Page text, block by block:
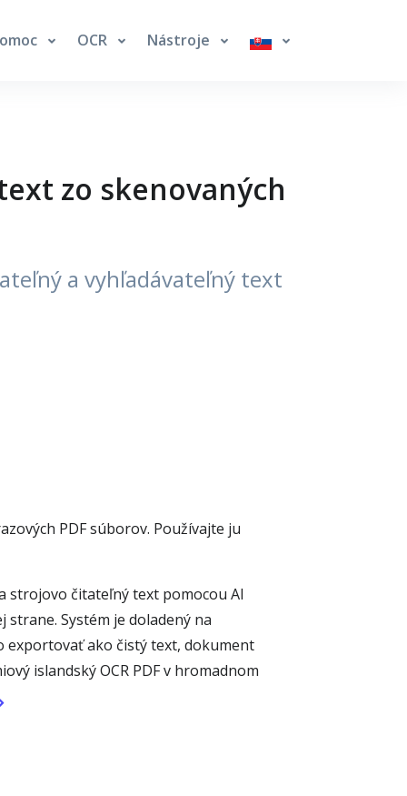
OCR Nástroje
zo skenovaných
a vyhľadávateľný text
PDF súborov. Používajte ju
strojovo čitateľný text pomocou AI
strane. Systém je doladený na
exportovať ako čistý text, dokument
islandský OCR PDF v hromadnom